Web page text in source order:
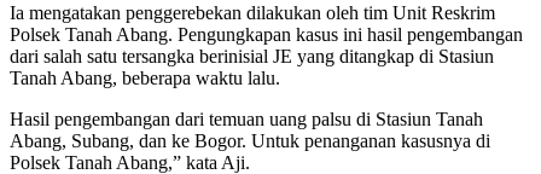
Ia mengatakan penggerebekan dilakukan oleh tim Unit Reskrim
Polsek Tanah Abang. Pengungkapan kasus ini hasil pengembangan
dari salah satu tersangka berinisial JE yang ditangkap di Stasiun
Tanah Abang, beberapa waktu lalu.
Hasil pengembangan dari temuan uang palsu di Stasiun Tanah
Abang, Subang, dan ke Bogor. Untuk penanganan kasusnya di
Polsek Tanah Abang,” kata Aji.